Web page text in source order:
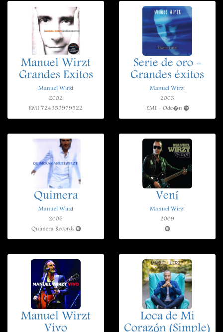
Manuel Wirzt
Grandes Exitos
Manuel Wirzt
2002
EMI 724353979522
Serie de oro -
Grandes éxitos
Manuel Wirzt
2003
EMI - Ode�n
Quimera
Manuel Wirzt
2006
Quimera Records
Vení
Manuel Wirzt
2009
Manuel Wirzt
Vivo
Loca de Mi
Corazón (Simple)